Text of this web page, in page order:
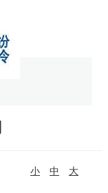
小 中 大